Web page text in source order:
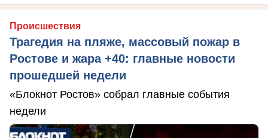
Происшествия
Трагедия на пляже, массовый пожар в
Ростове и жара +40: главные новости
прошедшей недели
«Блокнот Ростов» собрал главные события
недели